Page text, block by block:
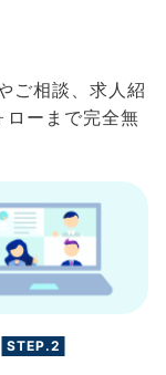
ご相談、求人紹
ローまで完全無
STEP.2